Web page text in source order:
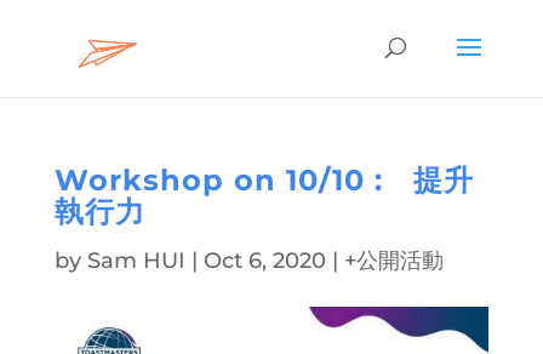
Workshop on 10/10 : 提升
執行力
by Sam HUI | Oct 6, 2020 | +公開活動